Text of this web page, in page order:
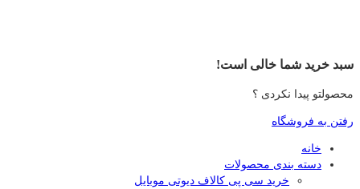
سبد خرید شما خالی است!
محصولتو پیدا نکردی ؟
رفتن به فروشگاه
خانه
دسته بندی محصولات
خرید سی پی کالاف دیوتی موبایل